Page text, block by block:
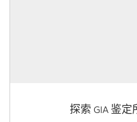
探索 GIA 鉴